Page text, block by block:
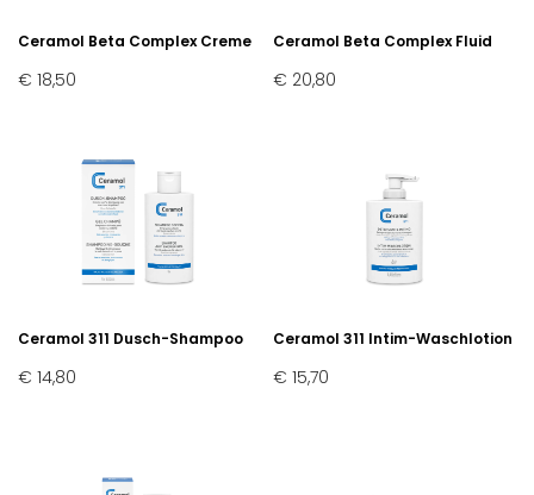
Ceramol Beta Complex Creme
€ 18,50
Ceramol Beta Complex Fluid
€ 20,80
Ceramol 311 Dusch-Shampoo
€ 14,80
Ceramol 311 Intim-Waschlotion
€ 15,70